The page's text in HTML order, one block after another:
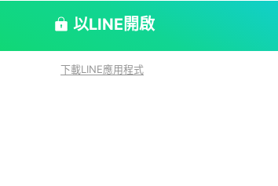
以LINE開啟
下載LINE應用程式